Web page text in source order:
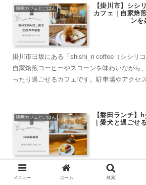
静岡カフェとごはん
【掛川市】シシ
カフェ｜自家焙
ンを
掛川市日坂にある「shishi_ri coffee（シシリコ
自家焙煎コーヒーやスコーンを味わいながら
ったり過ごせるカフェです。駐車場やアクセ
静岡カフェとごはん
【磐田ランチ】
｜愛犬と過ごせ
磐田市藤上原にある「hygge（ヒュッゲ）」
た静かな隠れ家レストランで、旬の食材を使
メニュー ホーム 検索